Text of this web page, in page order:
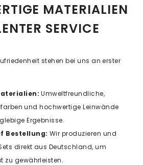
MATERIALIEN
SERVICE
stehen bei uns an erster
Umweltfreundliche,
und hochwertige Leinwände
Ergebnisse.
Bestellung: Wir produzieren und
direkt aus Deutschland, um
zu gewährleisten.